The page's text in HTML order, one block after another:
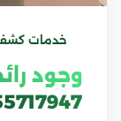
خدمات كشف
وجود